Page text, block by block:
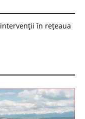
în rețeaua